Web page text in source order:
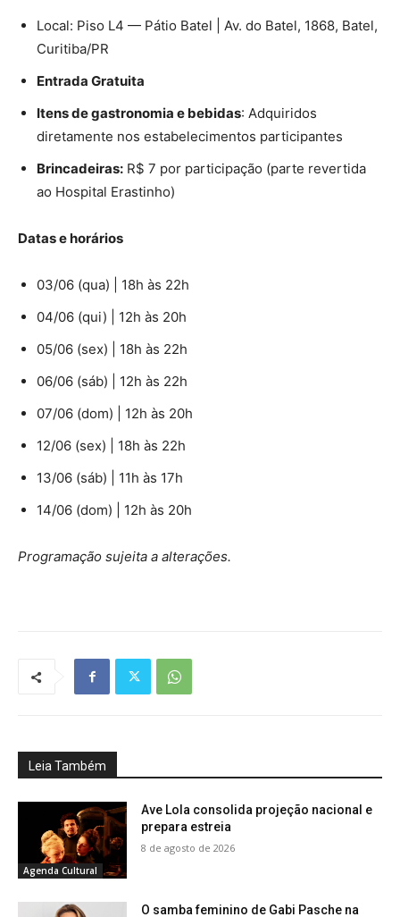
Local: Piso L4 — Pátio Batel | Av. do Batel, 1868, Batel,
Curitiba/PR
Entrada Gratuita
Itens de gastronomia e bebidas: Adquiridos
diretamente nos estabelecimentos participantes
Brincadeiras: R$ 7 por participação (parte revertida
ao Hospital Erastinho)
Datas e horários
03/06 (qua) | 18h às 22h
04/06 (qui) | 12h às 20h
05/06 (sex) | 18h às 22h
06/06 (sáb) | 12h às 22h
07/06 (dom) | 12h às 20h
12/06 (sex) | 18h às 22h
13/06 (sáb) | 11h às 17h
14/06 (dom) | 12h às 20h
Programação sujeita a alterações.
Leia Também
Agenda Cultural
Ave Lola consolida projeção nacional e
prepara estreia
8 de agosto de 2026
O samba feminino de Gabi Pasche na